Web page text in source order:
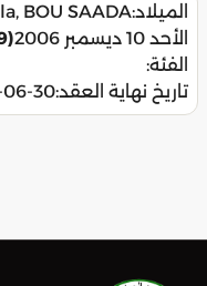
الميلاد:BOU SAADA
الأحد 10 ديسمبر 2006
(19 سنة)
الفئة:
تاريخ نهاية العقد:06-30